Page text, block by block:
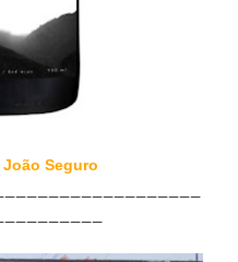
João Seguro